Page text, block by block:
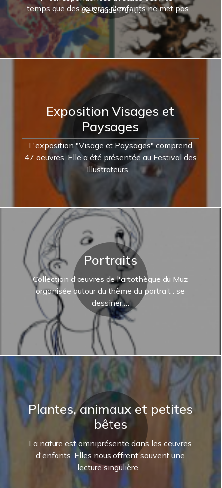
de Claude Ponti.
temps que des œuvres d'enfants ne met pas…
Exposition Visages et
Paysages
L'exposition "Visage et Paysages" comprend
47 oeuvres. Elle a été présentée au Festival des
Illustrateurs…
Portraits
Collection d'œuvres de l'artothèque du Muz
organisée autour du thème du portrait : se
dessiner,…
Plantes, animaux et petites
bêtes
La nature est omniprésente dans les oeuvres
d'enfants. Elles nous offrent souvent une
lecture singulière…